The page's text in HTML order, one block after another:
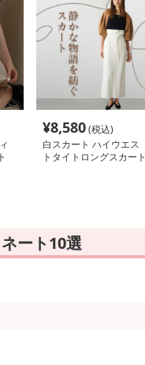
¥8,580(税込)
白スカート ハイウエス
トタイトロングスカート
ート10選